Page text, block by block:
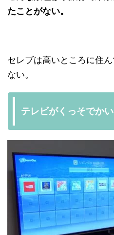
たことがない。
セレブは高いところに住
ない。
テレビがくっそでかい